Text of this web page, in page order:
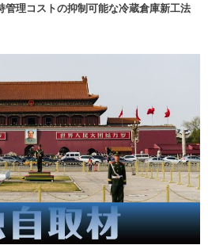
管理コストの抑制可能な冷蔵倉庫新工法